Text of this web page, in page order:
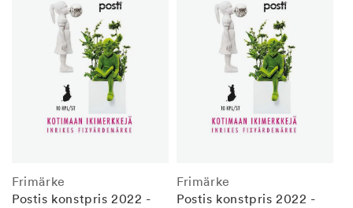
Frimärke
Postis konstpris 2022 -
Frimärke
Postis konstpris 2022 -